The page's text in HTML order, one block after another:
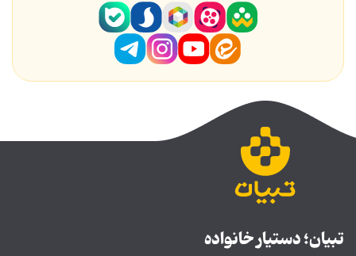
تبیان؛ دستیار خانواده